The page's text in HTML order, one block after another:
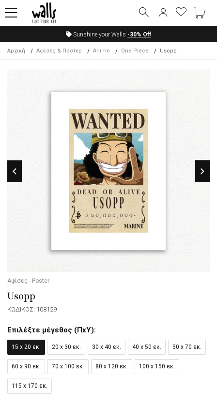
Sunshine your Walls -30% Off
Αρχική Αφίσες & Πόστερ Anime One Piece Usopp
Αφίσες - Poster
Usopp
ΚΩΔΙΚΟΣ: 108129
Επιλέξτε μέγεθος (ΠxΥ):
15 x 20 εκ. 20 x 30 εκ. 30 x 40 εκ. 40 x 50 εκ. 50 x 70 εκ.
60 x 90 εκ. 70 x 100 εκ. 80 x 120 εκ. 100 x 150 εκ.
115 x 170 εκ.